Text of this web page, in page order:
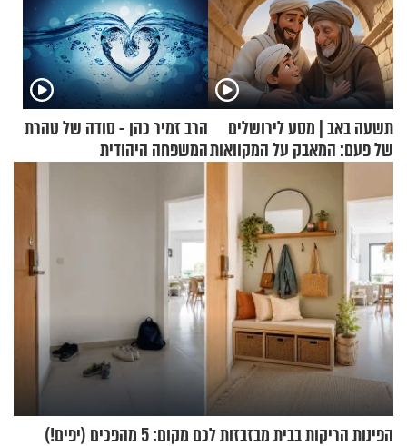
תשעה באב | מסע לירושלים
של פעם: המאבק על המקוואות
הרב זמיר כהן - סודה של טהרת
המשפחה היהודית
הפינות הריקות בבית מבזבזות לכם מקום: 5 מהפכים (יפים!)